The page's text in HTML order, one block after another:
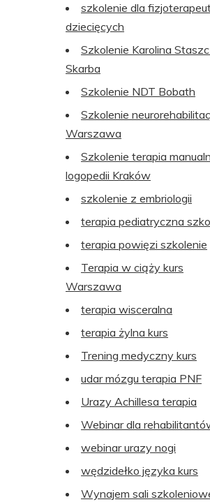
szkolenie dla
dziecięcych
Szkolenie Karolina
Skarba
Szkolenie NDT Bobath
Szkolenie
Warszawa
Szkolenie terapia
logopedii Kraków
szkolenie z embriologii
terapia pediatryczna
terapia powięzi szkolenie
Terapia w ciąży kurs
Warszawa
terapia wisceralna
terapia żylna kurs
Trening medyczny kurs
udar mózgu terapia PNF
Urazy Achillesa terapia
Webinar dla
webinar urazy nogi
wędzidełko języka kurs
Wynajem sali